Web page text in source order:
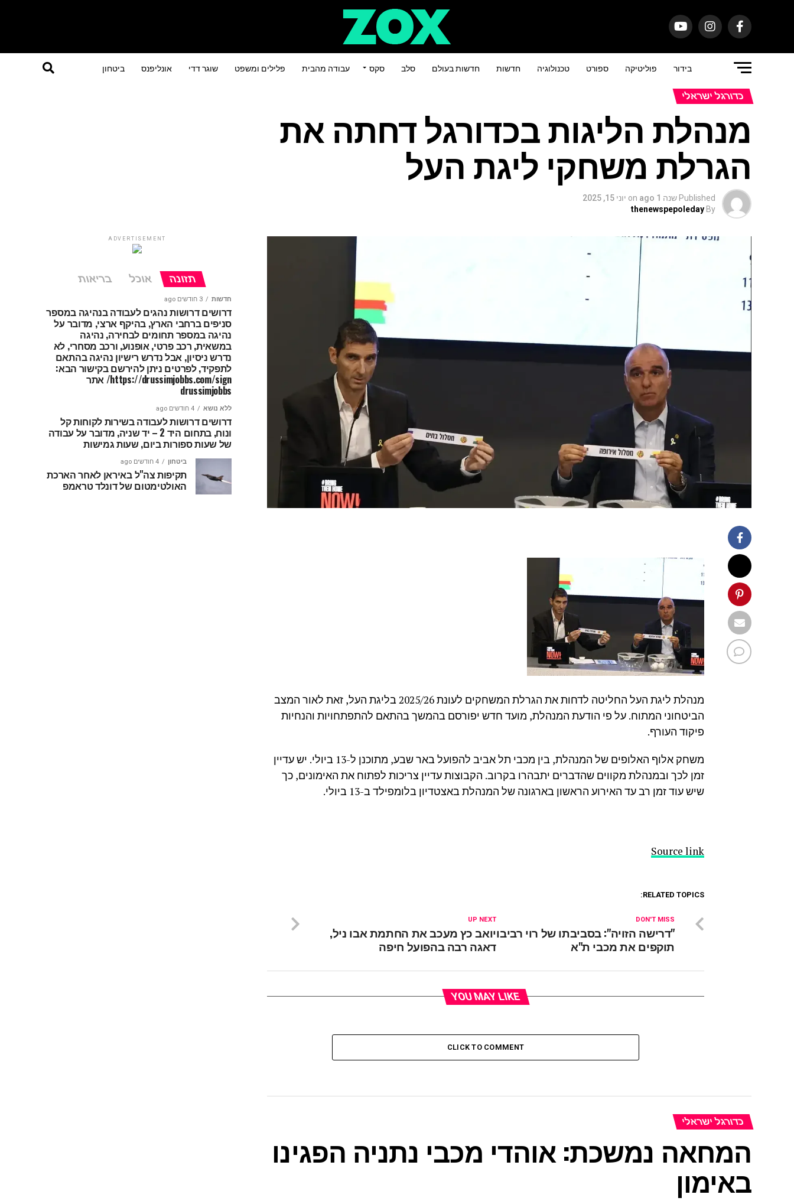
בידור פוליטיקה ספורט טכנולוגיה חדשות חדשות בעולם סלב סקס עבודה מהבית פלילים ומשפט שוגר דדי אונליפנס ביטחון
כדורגל ישראלי
מנהלת הליגות בכדורגל דחתה את
הגרלת משחקי ליגת העל
Published שנה 1 ago on יוני 15, 2025
By
thenewspepoleday
מנהלת ליגת העל החליטה לדחות את הגרלת המשחקים לעונת 2025/26 בליגת העל, זאת לאור המצב
הביטחוני המתוח. על פי הודעת המנהלת, מועד חדש יפורסם בהמשך בהתאם להתפתחויות והנחיות
פיקוד העורף.
משחק אלוף האלופים של המנהלת, בין מכבי תל אביב להפועל באר שבע, מתוכנן ל-13 ביולי. יש עדיין
זמן לכך ובמנהלת מקווים שהדברים יתבהרו בקרוב. הקבוצות עדיין צריכות לפתוח את האימונים, כך
שיש עוד זמן רב עד האירוע הראשון בארגונה של המנהלת באצטדיון בלומפילד ב-13 ביולי.
Source link
RELATED TOPICS:
UP NEXT
יואב כץ מעכב את החתמת אבו ניל,
דאגה רבה בהפועל חיפה
DON'T MISS
"דרישה הזויה": בסביבתו של רוי רביבו
תוקפים את מכבי ת"א
YOU MAY LIKE
CLICK TO COMMENT
כדורגל ישראלי
המחאה נמשכת: אוהדי מכבי נתניה הפגינו
באימון
ADVERTISEMENT
תזונה אוכל בריאות
חדשות 3 חודשים ago
דרושים דרושות נהגים לעבודה בנהיגה במספר
סניפים ברחבי הארץ, בהיקף ארצי, מדובר על
נהיגה במספר תחומים לבחירה, נהיגה
במשאית, רכב פרטי, אופנוע, ורכב מסחרי, לא
נדרש ניסיון, אבל נדרש רישיון נהיגה בהתאם
לתפקיד, לפרטים ניתן להירשם בקישור הבא:
https://drussimjobbs.com/sign/ אתר
drussimjobbs
ללא נושא 4 חודשים ago
דרושים דרושות לעבודה בשירות לקוחות קל
ונוח, בתחום היד 2 – יד שניה, מדובר על עבודה
של שעות ספורות ביום, שעות גמישות
ביטחון 4 חודשים ago
תקיפות צה"ל באיראן לאחר הארכת
האולטימטום של דונלד טראמפ